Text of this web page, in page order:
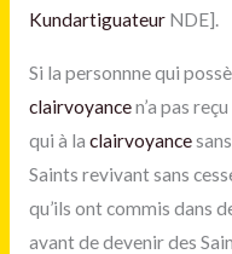
KundartiguateurNDE].
Si la personnne qui
clairvoyancen’a pas reçu
qui à la clairvoyancesans
Saints revivant sans
qu’ils ont commis dans
avant de devenir des